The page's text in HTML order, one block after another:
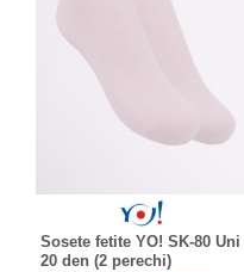
Sosete fetite YO! SK-80 Uni
20 den (2 perechi)